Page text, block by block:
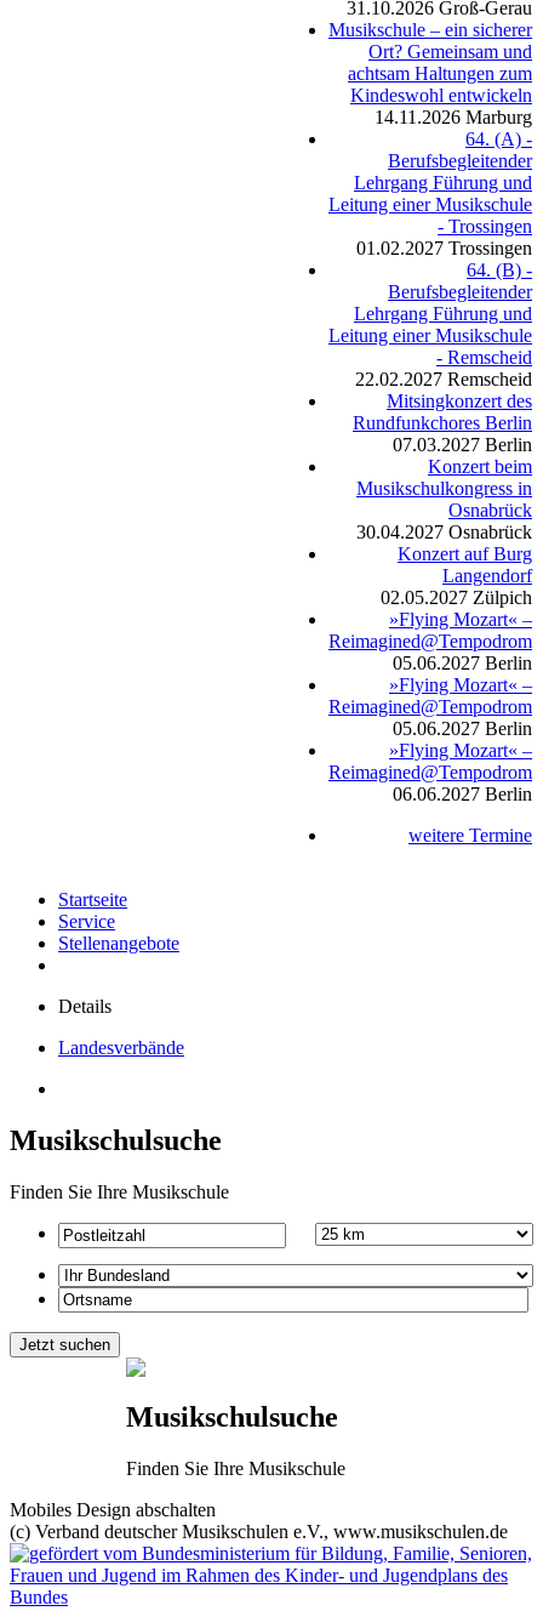
31.10.2026 Groß-Gerau
Musikschule – ein sicherer
Ort? Gemeinsam und
achtsam Haltungen zum
Kindeswohl entwickeln
14.11.2026 Marburg
64. (A) -
Berufsbegleitender
Lehrgang Führung und
Leitung einer Musikschule
- Trossingen
01.02.2027 Trossingen
64. (B) -
Berufsbegleitender
Lehrgang Führung und
Leitung einer Musikschule
- Remscheid
22.02.2027 Remscheid
Mitsingkonzert des
Rundfunkchores Berlin
07.03.2027 Berlin
Konzert beim
Musikschulkongress in
Osnabrück
30.04.2027 Osnabrück
Konzert auf Burg
Langendorf
02.05.2027 Zülpich
»Flying Mozart« –
Reimagined@Tempodrom
05.06.2027 Berlin
»Flying Mozart« –
Reimagined@Tempodrom
05.06.2027 Berlin
»Flying Mozart« –
Reimagined@Tempodrom
06.06.2027 Berlin
weitere Termine
Startseite
Service
Stellenangebote
Details
Landesverbände
Musikschulsuche
Finden Sie Ihre Musikschule
Musikschulsuche
Finden Sie Ihre Musikschule
Mobiles Design abschalten
(c) Verband deutscher Musikschulen e.V., www.musikschulen.de